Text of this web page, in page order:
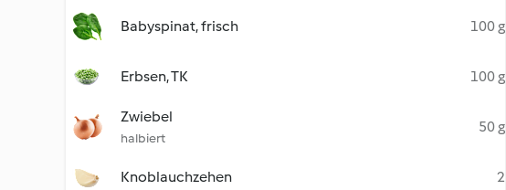
Babyspinat, frisch 100 g
Erbsen, TK 100 g
Zwiebel
halbiert
50 g
Knoblauchzehen 2